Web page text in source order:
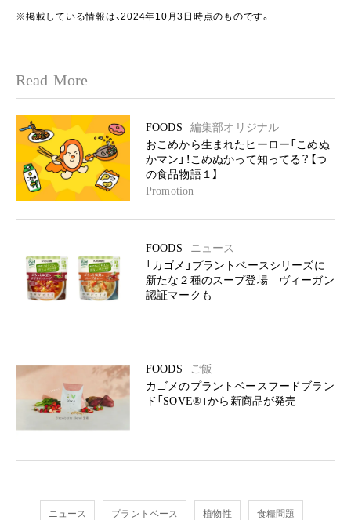
※掲載している情報は、2024年10月3日時点のものです。
Read More
FOODS
編集部オリジナル
おこめから生まれたヒーロー「こめぬ
かマン」！こめぬかって知ってる？【つ
の食品物語１】
Promotion
FOODS
ニュース
「カゴメ」プラントベースシリーズに
新たな２種のスープ登場 ヴィーガン
認証マークも
FOODS
ご飯
カゴメのプラントベースフードブラン
ド「SOVE®」から新商品が発売
ニュース プラントベース 植物性 食糧問題